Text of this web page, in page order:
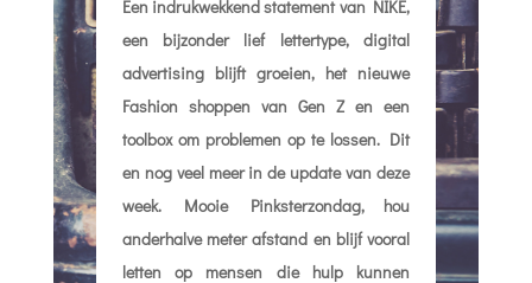
Een indrukwekkend statement van NIKE,
een bijzonder lief lettertype, digital
advertising blijft groeien, het nieuwe
Fashion shoppen van Gen Z en een
toolbox om problemen op te lossen. Dit
en nog veel meer in de update van deze
week. Mooie Pinksterzondag, hou
anderhalve meter afstand en blijf vooral
letten op mensen die hulp kunnen